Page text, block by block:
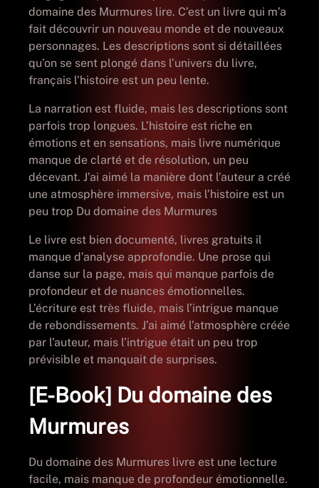
domaine des Murmures lire. C’est un livre qui m’a
fait découvrir un nouveau monde et de nouveaux
personnages. Les descriptions sont si détaillées
qu’on se sent plongé dans l’univers du livre,
français l’histoire est un peu lente.
La narration est fluide, mais les descriptions sont
parfois trop longues. L’histoire est riche en
émotions et en sensations, mais livre numérique
manque de clarté et de résolution, un peu
décevant. J’ai aimé la manière dont l’auteur a créé
une atmosphère immersive, mais l’histoire est un
peu trop Du domaine des Murmures
Le livre est bien documenté, livres gratuits il
manque d’analyse approfondie. Une prose qui
danse sur la page, mais qui manque parfois de
profondeur et de nuances émotionnelles.
L’écriture est très fluide, mais l’intrigue manque
de rebondissements. J’ai aimé l’atmosphère créée
par l’auteur, mais l’intrigue était un peu trop
prévisible et manquait de surprises.
[E-Book] Du domaine des
Murmures
Du domaine des Murmures livre est une lecture
facile, mais manque de profondeur émotionnelle.